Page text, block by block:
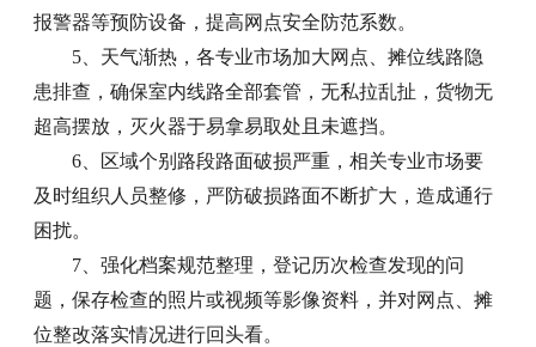
报警器等预防设备，提高网点安全防范系数。
5、天气渐热，各专业市场加大网点、摊位线路隐
患排查，确保室内线路全部套管，无私拉乱扯，货物无
超高摆放，灭火器于易拿易取处且未遮挡。
6、区域个别路段路面破损严重，相关专业市场要
及时组织人员整修，严防破损路面不断扩大，造成通行
困扰。
7、强化档案规范整理，登记历次检查发现的问
题，保存检查的照片或视频等影像资料，并对网点、摊
位整改落实情况进行回头看。